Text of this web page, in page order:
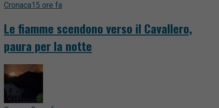
Cronaca15 ore fa
Le fiamme scendono verso il Cavallero,
paura per la notte